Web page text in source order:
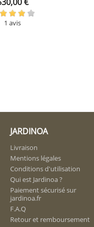
1 avis
JARDINOA
Livraison
Mentions légales
Conditions d'utilisation
Qui est Jardinoa ?
Paiement sécurisé sur
jardinoa.fr
F.A.Q
Retour et remboursement